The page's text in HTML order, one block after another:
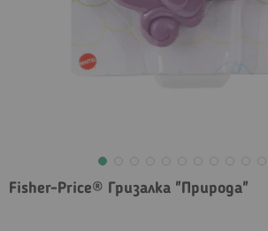
Fisher-Price® Гризалка "Природа"